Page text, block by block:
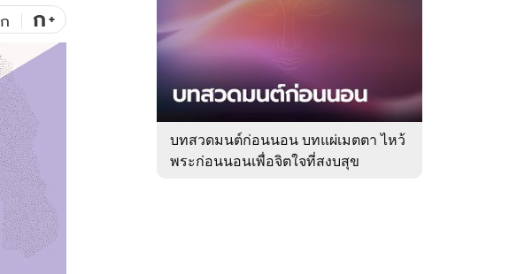
ดูทีวี
WeTV
ก ก+
ของ
Sanook
ดูด
บทสวดมนต์ก่อนนอน บทแผ่เมตตา ไหว้
พระก่อนนอนเพื่อจิตใจที่สงบสุข